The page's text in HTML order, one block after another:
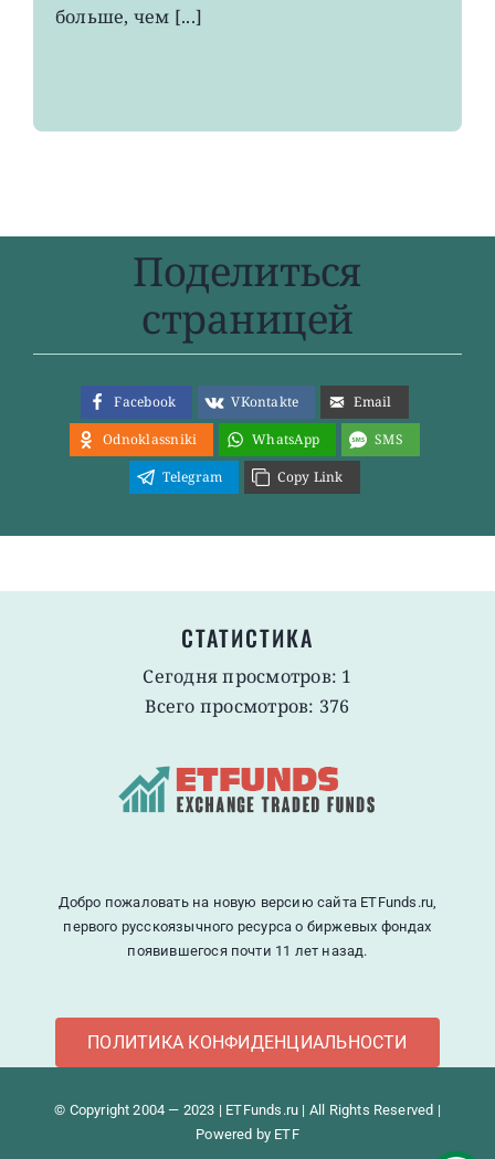
больше, чем [...]
Поделиться
страницей
Facebook VKontakte
Email
Odnoklassniki
WhatsApp
SMS
Telegram
Copy Link
СТАТИСТИКА
Сегодня просмотров: 1
Всего просмотров: 376
Добро пожаловать на новую версию сайта ETFunds.ru,
первого русскоязычного ресурса о биржевых фондах
появившегося почти 11 лет назад.
ПОЛИТИКА КОНФИДЕНЦИАЛЬНОСТИ
© Copyright 2004 — 2023 | ETFunds.ru | All Rights Reserved |
Powered by ETF